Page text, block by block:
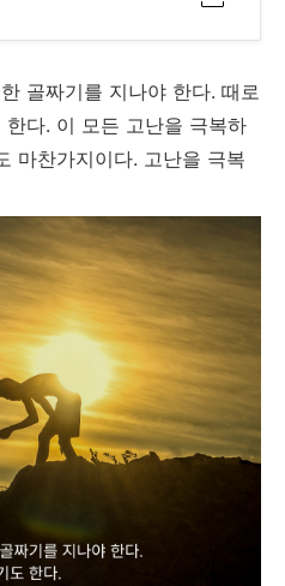
골짜기를 지나야 한다. 때로
다. 이 모든 고난을 극복하
마찬가지이다. 고난을 극복